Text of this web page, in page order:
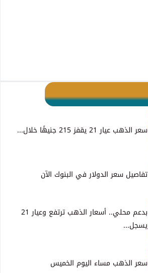
سعر الذهب عيار 21 يقفز 215 جنيهًا خلال...
تفاصيل سعر الدولار في البنوك الآن
بدعم محلي.. أسعار الذهب ترتفع وعيار 21
يسجل...
سعر الذهب مساء اليوم الخميس